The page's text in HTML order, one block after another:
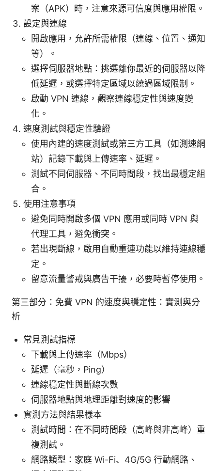
案（APK）時，注意來源可信度與應用權限。
設定與連線
開啟應用，允許所需權限（連線、位置、通知
等）。
選擇伺服器地點：挑選離你最近的伺服器以降
低延遲，或選擇特定區域以繞過區域限制。
啟動 VPN 連線，觀察連線穩定性與速度變
化。
速度測試與穩定性驗證
使用內建的速度測試或第三方工具（如測速網
站）記錄下載與上傳速率、延遲。
測試不同伺服器、不同時間段，找出最穩定組
合。
使用注意事項
避免同時開啟多個 VPN 應用或同時 VPN 與
代理工具，避免衝突。
若出現斷線，啟用自動重連功能以維持連線穩
定。
留意流量警戒與廣告干擾，必要時暫停使用。
第三部分：免費 VPN 的速度與穩定性：實測與分
析
常見測試指標
下載與上傳速率（Mbps）
延遲（毫秒，Ping）
連線穩定性與斷線次數
伺服器地點與地理距離對速度的影響
實測方法與結果樣本
測試時間：在不同時間段（高峰與非高峰）重
複測試。
網路類型：家庭 Wi-Fi、4G/5G 行動網路、